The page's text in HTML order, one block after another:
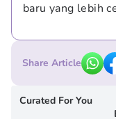
baru yang lebih
Share Article
Curated For You